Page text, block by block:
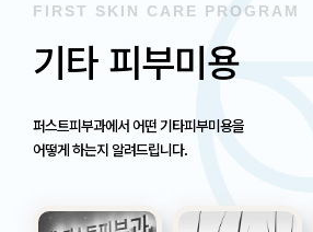
FIRST SKIN CARE PROGRAM
기타 피부미용
퍼스트피부과에서 어떤 기타피부미용을
어떻게 하는지 알려드립니다.